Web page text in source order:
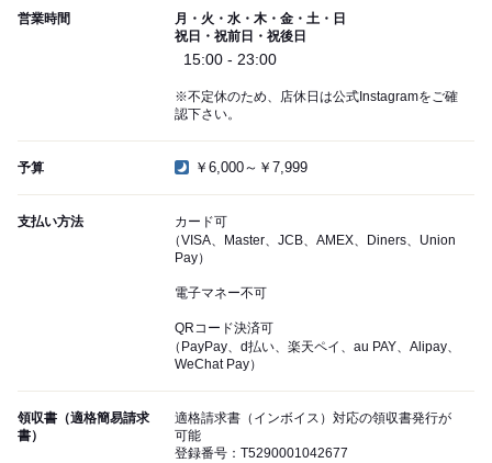
営業時間
月・火・水・木・金・土・日
祝日・祝前日・祝後日
15:00 - 23:00
※不定休のため、店休日は公式Instagramをご確
認下さい。
予算 ￥6,000～￥7,999
支払い方法
カード可
（VISA、Master、JCB、AMEX、Diners、Union
Pay）
電子マネー不可
QRコード決済可
（PayPay、d払い、楽天ペイ、au PAY、Alipay、
WeChat Pay）
領収書（適格簡易請求
書）
適格請求書（インボイス）対応の領収書発行が
可能
登録番号：T5290001042677